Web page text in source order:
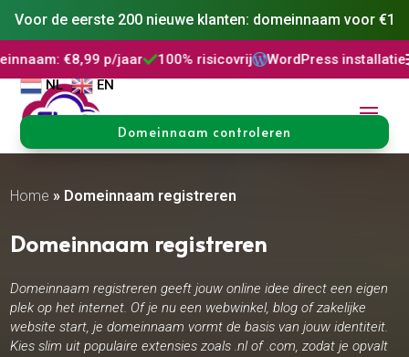
Voor de eerste 200 nieuwe klanten: domeinnaam voor €1
p/jaar100% risicovrijWordPress installatieDNS Beheer
NL EN
Domeinnaam controleren
Home » Domeinnaam registreren
Domeinnaam registreren
Domeinnaam registreren geeft jouw online idee direct een eigen
plek op het internet. Of je nu een webwinkel, blog of zakelijke
website start, je domeinnaam vormt de basis van jouw identiteit.
Kies slim uit populaire extensies zoals .nl of .com, zodat je opvalt